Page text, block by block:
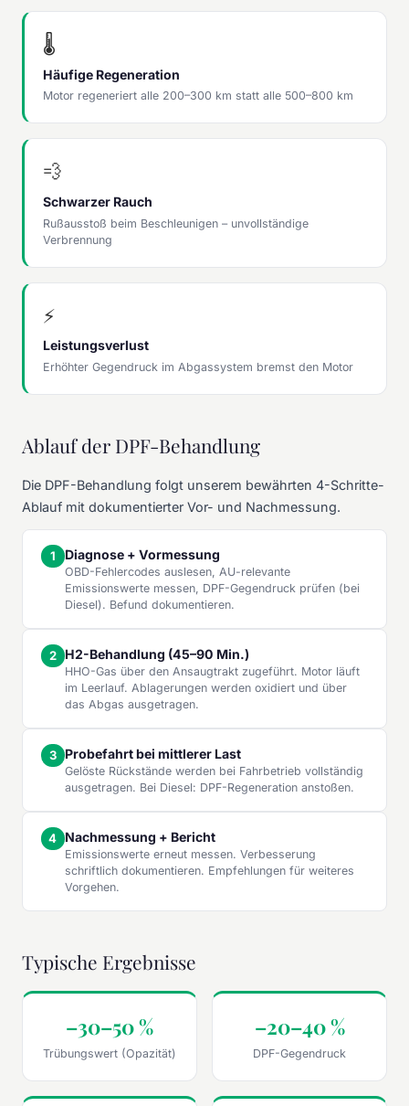
🌡️
Häufige Regeneration
Motor regeneriert alle 200–300 km statt alle 500–800 km
💨
Schwarzer Rauch
Rußausstoß beim Beschleunigen – unvollständige
Verbrennung
⚡
Leistungsverlust
Erhöhter Gegendruck im Abgassystem bremst den Motor
Ablauf der DPF-Behandlung
Die DPF-Behandlung folgt unserem bewährten 4-Schritte-
Ablauf mit dokumentierter Vor- und Nachmessung.
Diagnose + Vormessung
OBD-Fehlercodes auslesen, AU-relevante
Emissionswerte messen, DPF-Gegendruck prüfen (bei
Diesel). Befund dokumentieren.
H2-Behandlung (45–90 Min.)
HHO-Gas über den Ansaugtrakt zugeführt. Motor läuft
im Leerlauf. Ablagerungen werden oxidiert und über
das Abgas ausgetragen.
Probefahrt bei mittlerer Last
Gelöste Rückstände werden bei Fahrbetrieb vollständig
ausgetragen. Bei Diesel: DPF-Regeneration anstoßen.
Nachmessung + Bericht
Emissionswerte erneut messen. Verbesserung
schriftlich dokumentieren. Empfehlungen für weiteres
Vorgehen.
Typische Ergebnisse
–30–50 %
Trübungswert (Opazität)
–20–40 %
DPF-Gegendruck